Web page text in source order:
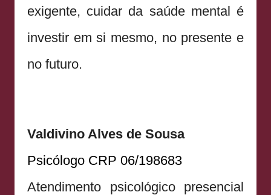
exigente, cuidar da saúde mental é
investir em si mesmo, no presente e
no futuro.
Valdivino Alves de Sousa
Psicólogo CRP 06/198683
Atendimento psicológico presencial